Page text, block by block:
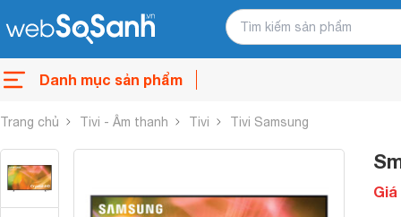
Danh mục sản phẩm
Trang chủ Tivi - Âm thanh Tivi Tivi Samsung
Giá